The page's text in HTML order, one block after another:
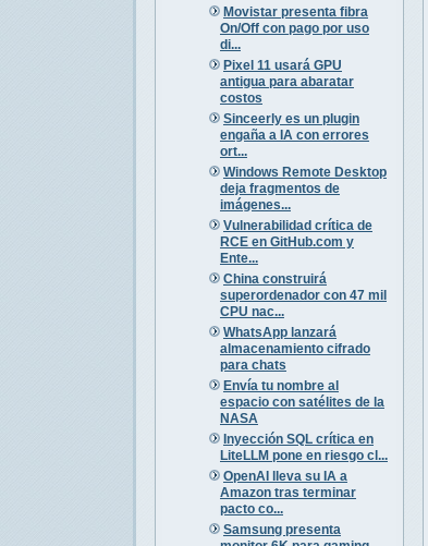
Movistar presenta fibra
On/Off con pago por uso
di...
Pixel 11 usará GPU
antigua para abaratar
costos
Sinceerly es un plugin
engaña a IA con errores
ort...
Windows Remote Desktop
deja fragmentos de
imágenes...
Vulnerabilidad crítica de
RCE en GitHub.com y
Ente...
China construirá
superordenador con 47 mil
CPU nac...
WhatsApp lanzará
almacenamiento cifrado
para chats
Envía tu nombre al
espacio con satélites de la
NASA
Inyección SQL crítica en
LiteLLM pone en riesgo cl...
OpenAI lleva su IA a
Amazon tras terminar
pacto co...
Samsung presenta